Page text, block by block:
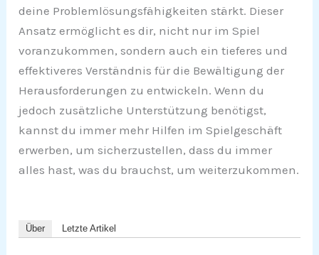
deine Problemlösungsfähigkeiten stärkt. Dieser
Ansatz ermöglicht es dir, nicht nur im Spiel
voranzukommen, sondern auch ein tieferes und
effektiveres Verständnis für die Bewältigung der
Herausforderungen zu entwickeln. Wenn du
jedoch zusätzliche Unterstützung benötigst,
kannst du immer mehr Hilfen im Spielgeschäft
erwerben, um sicherzustellen, dass du immer
alles hast, was du brauchst, um weiterzukommen.
Über Letzte Artikel